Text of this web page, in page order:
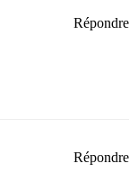
Répondre
Répondre